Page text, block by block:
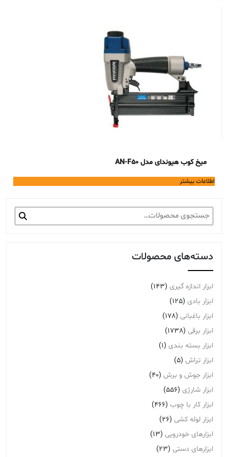
میخ کوب هیوندای مدل AN-F50
اطلاعات بیشتر
جستجو
برای:
دسته‌های محصولات
ابزار اندازه گیری (143)
ابزار بادی (125)
ابزار باغبانی (178)
ابزار برقی (1738)
ابزار بسته بندی (1)
ابزار تراش (5)
ابزار جوش و برش (40)
ابزار شارژی (556)
ابزار کار با چوب (466)
ابزار لوله کشی (26)
ابزارهای خودرویی (13)
ابزارهای دستی (23)